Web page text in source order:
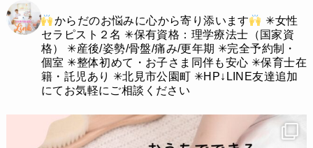
からだのお悩みに心から寄り添います
✳︎女性
セラピスト２名 ✳︎保有資格：理学療法士（国家資
格）
✳︎産後/姿勢/骨盤/痛み/更年期 ✳︎完全予約制・
個室 ✳︎整体初めて・お子さま同伴も安心 ✳︎保育士在
籍・託児あり ✳︎北見市公園町 ✳︎HP↓LINE友達追加
にてお気軽にご相談ください